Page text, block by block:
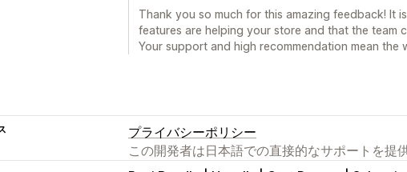
Thank you so much for this amazing feedback! It
features are helping your store and that the team
Your support and high recommendation mean the
プライバシーポリシー
この開発者は日本語での直接的なサポートを提